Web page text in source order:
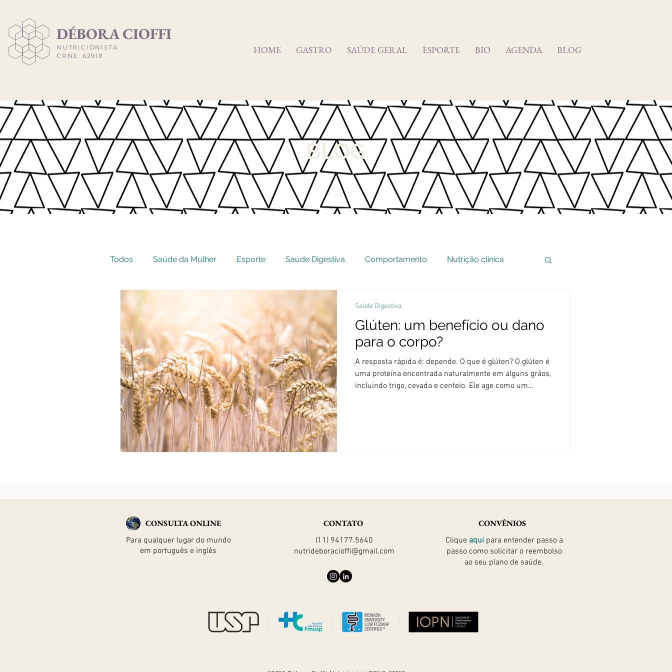
​DÉBORA CIOFFI
NUTRICIONISTA
CRN3: 62918
HOME GASTRO SAÚDE GERAL ESPORTE BIO AGENDA BLOG
BLOG
Todos Saúde da Mulher Esporte Saúde Digestiva Comportamento Nutrição clinica
Glúten: um benefício ou dano
para o corpo?
A resposta rápida é: depende. O que é glúten? O glúten é
uma proteína encontrada naturalmente em alguns grãos,
incluindo trigo, cevada e centeio. Ele age como um
Saúde Digestiva
CONSULTA ONLINE
Para qualquer lugar do mundo
em português e inglês
CONTATO
(11) 94177.5640
nutrideboracioffi@gmail.com
CONVÊNIOS
Clique aqui para entender passo a
passo como solicitar o reembolso
ao seu plano de saúde.